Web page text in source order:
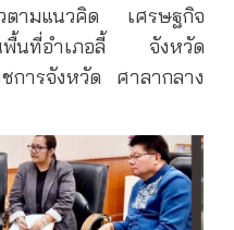
วตามแนวคิด เศรษฐกิจ
นพื้นที่อำเภอลี้ จังหวัด
การจังหวัด ศาลากลาง